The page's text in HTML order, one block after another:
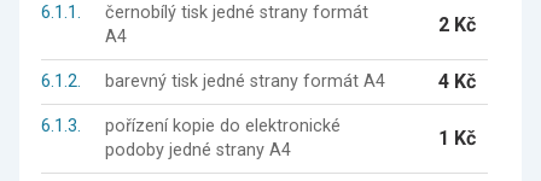
6.1.1.
černobílý tisk jedné strany formát
A4
2 Kč
6.1.2. barevný tisk jedné strany formát A4 4 Kč
6.1.3.
pořízení kopie do elektronické
podoby jedné strany A4
1 Kč